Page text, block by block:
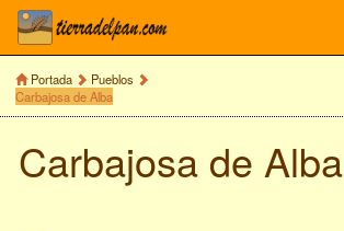
Portada
Pueblos
Carbajosa de Alba
Carbajosa de Alba